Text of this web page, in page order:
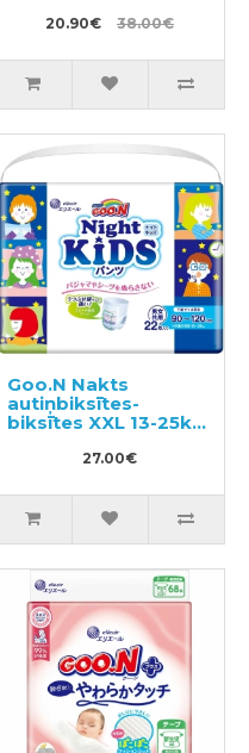
20.90€ 38.00€
Goo.N Nakts
autiņbiksītes-
biksītes XXL 13-25kg
27.00€